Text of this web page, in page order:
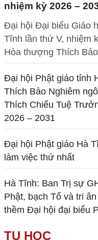
nhiệm kỳ 2026 –
Đại hội Đại biểu Giáo
Tĩnh lần thứ V, nhiệm
Hòa thượng Thích
Đại hội Phật giáo tỉnh
Thích Bảo Nghiêm
Thích Chiếu Tuệ
2026 – 2031
Đại hội Phật giáo Hà
làm việc thứ nhất
Hà Tĩnh: Ban Trị sự
Phật, bạch Tổ và tri
thềm Đại hội đại biểu
TU HỌC